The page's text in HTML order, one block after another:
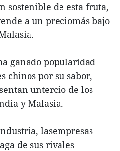
sostenible de esta fruta,
a un preciomás bajo
ganado popularidad
chinos por su sabor,
untercio de los
y Malasia.
lasempresas
de sus rivales